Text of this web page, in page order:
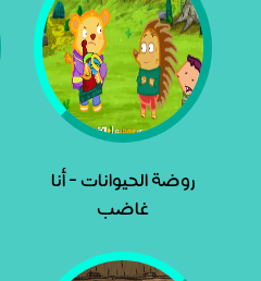
روضة الحيوانات - أنا
غاضب